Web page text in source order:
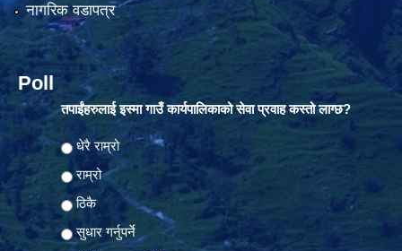
नागरिक वडापत्र
Poll
तपाईंहरुलाई इस्मा गाउँ कार्यपालिकाको सेवा प्रवाह कस्तो लाग्छ?
Choices
धेरै राम्रो
राम्रो
ठिकै
सुधार गर्नुपर्ने